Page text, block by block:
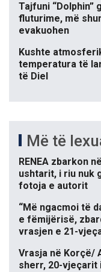
Tajfuni “Dolphin”
fluturime, më
evakuohen
Kushte
temperatura të
të Diel
Më të
RENEA zbarkon
ushtarit, i riu nuk
fotoja e autorit
“Më ngacmoi të
e fëmijërisë,
vrasjen e 21-
Vrasja në Korçë/
sherr, 20-vjeçarit